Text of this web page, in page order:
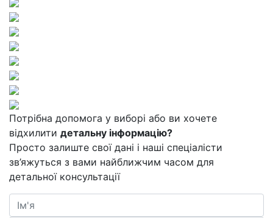
Потрібна допомога у виборі або ви хочете
відхилити детальну інформацію?
Просто залиште свої дані і наші спеціалісти
зв’яжуться з вами найближчим часом для
детальної консультації